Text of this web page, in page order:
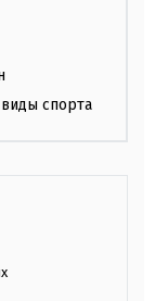
спорта